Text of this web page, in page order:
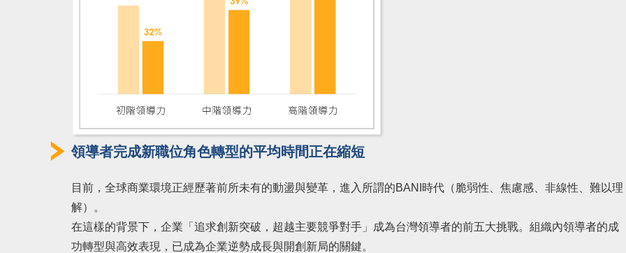
領導者完成新職位⻆色轉型的平均時間正在縮短
目前，全球商業環境正經歷著前所未有的動盪與變革，進入所謂的BANI時代（脆弱性、焦慮感、非線性、難以理
解）。
在這樣的背景下，企業「追求創新突破，超越主要競爭對手」成為台灣領導者的前五大挑戰。組織內領導者的成
功轉型與高效表現，已成為企業逆勢成長與開創新局的關鍵。